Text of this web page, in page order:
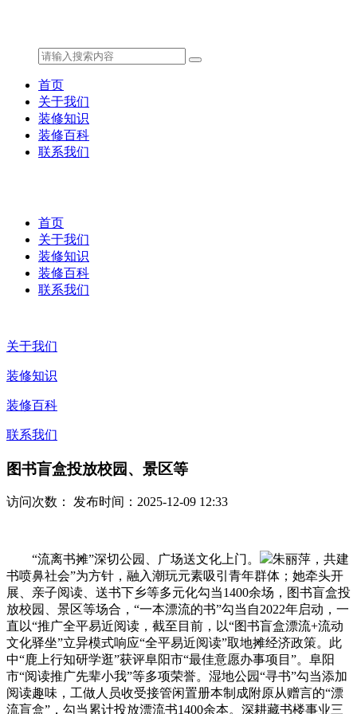
首页
关于我们
装修知识
装修百科
联系我们
首页
关于我们
装修知识
装修百科
联系我们
关于我们
装修知识
装修百科
联系我们
图书盲盒投放校园、景区等
访问次数： 发布时间：2025-12-09 12:33
“流离书摊”深切公园、广场送文化上门。
朱丽萍，共建
书喷鼻社会”为方针，融入潮玩元素吸引青年群体；她牵头开
展、亲子阅读、送书下乡等多元化勾当1400余场，图书盲盒投
放校园、景区等场合，“一本漂流的书”勾当自2022年启动，一
直以“推广全平易近阅读，截至目前，以“图书盲盒漂流+流动
文化驿坐”立异模式响应“全平易近阅读”取地摊经济政策。此
中“鹿上行知研学逛”获评阜阳市“最佳意愿办事项目”。阜阳
市“阅读推广先辈小我”等多项荣誉。湿地公园“寻书”勾当添加
阅读趣味，工做人员收受接管闲置册本制成附原从赠言的“漂
流盲盒”，勾当累计投放漂流书1400余本。深耕藏书楼事业三